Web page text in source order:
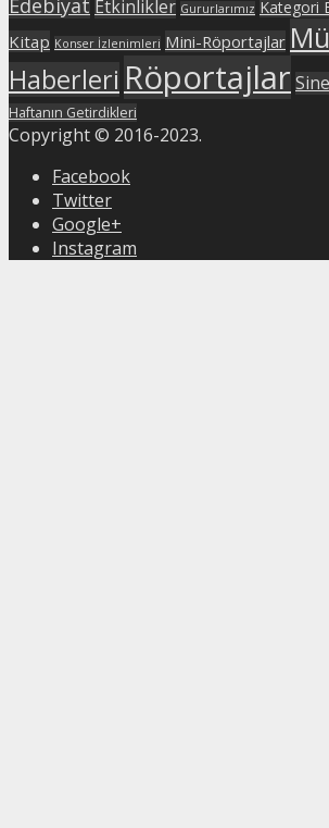
Etkinlikler Gururlarımız Kategori
Kitap Konser İzlenimleri Mini-Röportajlar
Haberleri Röportajlar
Haftanın Getirdikleri
Copyright © 2016-2023.
Facebook
Twitter
Google+
Instagram